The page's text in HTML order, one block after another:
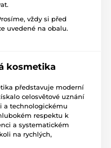
vždy si před
uvedené na obalu.
kosmetika
představuje moderní
celosvětové uznání
a technologickému
respektu k
a systematickém
na rychlých,